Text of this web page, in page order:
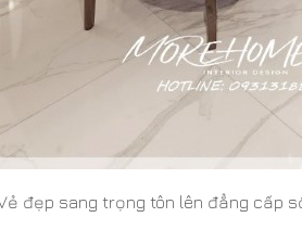
đẹp sang trọng tôn lên đẳng cấp